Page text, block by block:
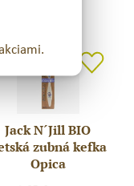
Jack N´Jill BIO
zubná kefka
Opica